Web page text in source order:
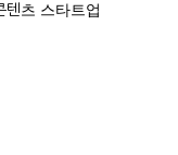
텐츠 스타트업